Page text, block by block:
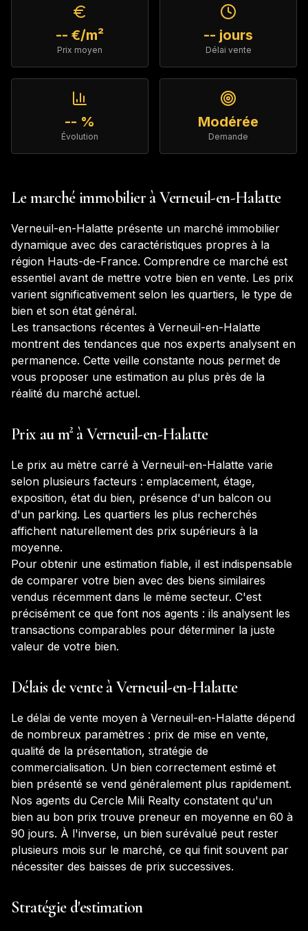
-- €/m²
Prix moyen
-- jours
Délai vente
-- %
Évolution
Modérée
Demande
Le marché immobilier àVerneuil-en-Halatte
Verneuil-en-Halatte présente un marché immobilier
dynamique avec des caractéristiques propres à la
région Hauts-de-France. Comprendre ce marché est
essentiel avant de mettre votre bien en vente. Les prix
varient significativement selon les quartiers, le type de
bien et son état général.
Les transactions récentes à Verneuil-en-Halatte
montrent des tendances que nos experts analysent en
permanence. Cette veille constante nous permet de
vous proposer une estimation au plus près de la
réalité du marché actuel.
Prix au m² àVerneuil-en-Halatte
Le prix au mètre carré à Verneuil-en-Halatte varie
selon plusieurs facteurs : emplacement, étage,
exposition, état du bien, présence d'un balcon ou
d'un parking. Les quartiers les plus recherchés
affichent naturellement des prix supérieurs à la
moyenne.
Pour obtenir une estimation fiable, il est indispensable
de comparer votre bien avec des biens similaires
vendus récemment dans le même secteur. C'est
précisément ce que font nos agents : ils analysent les
transactions comparables pour déterminer la juste
valeur de votre bien.
Délais de vente àVerneuil-en-Halatte
Le délai de vente moyen à Verneuil-en-Halatte dépend
de nombreux paramètres : prix de mise en vente,
qualité de la présentation, stratégie de
commercialisation. Un bien correctement estimé et
bien présenté se vend généralement plus rapidement.
Nos agents du Cercle Mili Realty constatent qu'un
bien au bon prix trouve preneur en moyenne en 60 à
90 jours. À l'inverse, un bien surévalué peut rester
plusieurs mois sur le marché, ce qui finit souvent par
nécessiter des baisses de prix successives.
Stratégie d'estimation